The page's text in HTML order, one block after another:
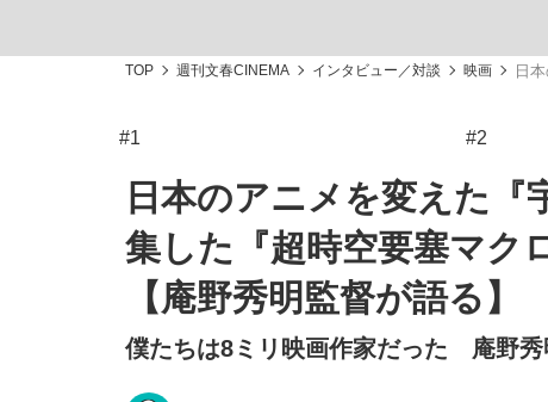
TOP 週刊文春CINEMA インタビュー／対談 映画 日
#1 #2
日本のアニメを変えた『
集した『超時空要塞マク
【庵野秀明監督が語る】
僕たちは8ミリ映画作家だった 庵野秀